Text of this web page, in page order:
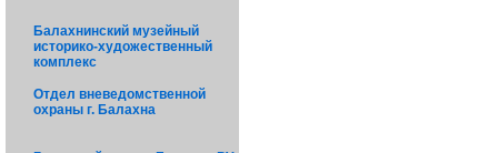
Балахнинский музейный
историко-художественный
комплекс
Отдел вневедомственной
охраны г. Балахна